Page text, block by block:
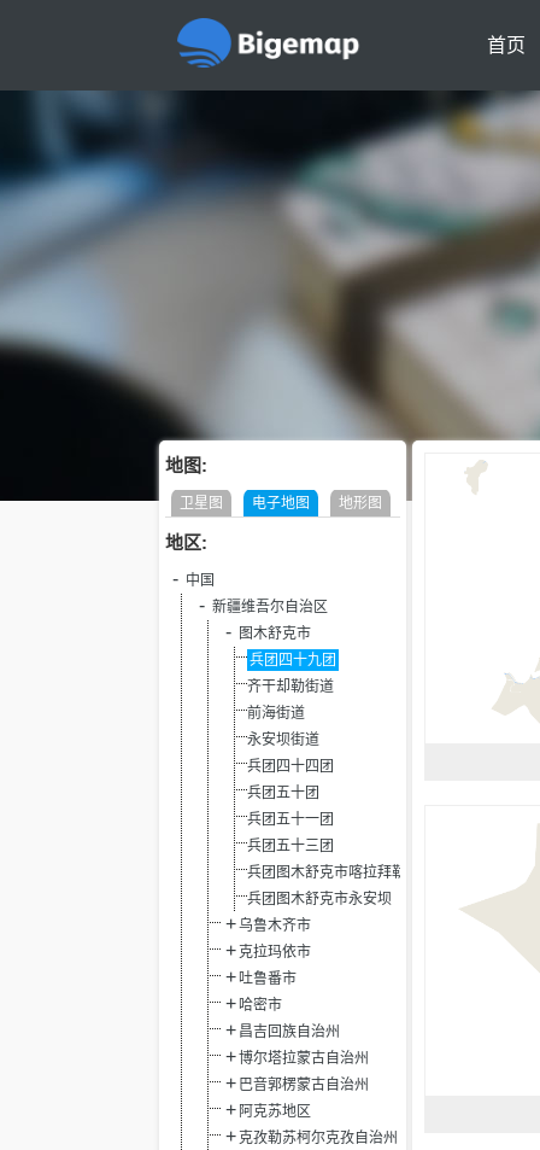
首页
地图:
卫星图 电子地图 地形图
地区:
中国
新疆维吾尔自治区
图木舒克市
兵团四十九团
齐干却勒街道
前海街道
永安坝街道
兵团四十四团
兵团五十团
兵团五十一团
兵团五十三团
兵团图木舒克市喀拉拜勒镇
兵团图木舒克市永安坝
乌鲁木齐市
克拉玛依市
吐鲁番市
哈密市
昌吉回族自治州
博尔塔拉蒙古自治州
巴音郭楞蒙古自治州
阿克苏地区
克孜勒苏柯尔克孜自治州